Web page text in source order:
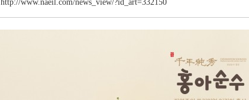
http://www.naeil.com/news_view/?id_art=332150